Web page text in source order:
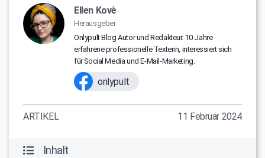
Ellen Kovè
Herausgeber
Onlypult Blog Autor und Redakteur. 10 Jahre
erfahrene professionelle Texterin, interessiert sich
für Social Media und E-Mail-Marketing.
onlypult
ARTIKEL 11 Februar 2024
Inhalt